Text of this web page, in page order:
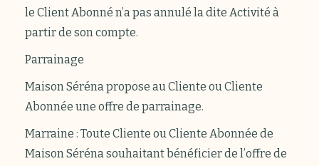
le Client Abonné n’a pas annulé la dite Activité à
partir de son compte.
Parrainage
Maison Séréna propose au Cliente ou Cliente
Abonnée une offre de parrainage.
Marraine : Toute Cliente ou Cliente Abonnée de
Maison Séréna souhaitant bénéficier de l’offre de